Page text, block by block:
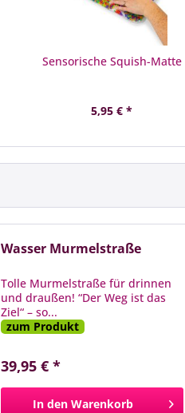
Sensorische Squish-Matte
5,95 € *
Wasser Murmelstraße
Tolle Murmelstraße für drinnen
und draußen! “Der Weg ist das
Ziel“ – so...
zum Produkt
39,95 € *
In den Warenkorb